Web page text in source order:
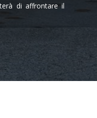
di affrontare il